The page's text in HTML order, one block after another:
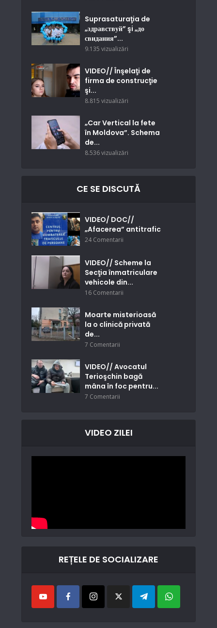
Suprasaturaţia de
„здравствуй” şi „до
свидания”...
9.135 vizualizări
VIDEO// Înşelaţi de
firma de construcţie
şi...
8.815 vizualizări
„Car Vertical la fete
în Moldova”. Schema
de...
8.536 vizualizări
CE SE DISCUTĂ
VIDEO/ DOC//
„Afacerea” antitrafic
24 Comentarii
VIDEO// Scheme la
Secţia înmatriculare
vehicole din...
16 Comentarii
Moarte misterioasă
la o clinică privată
de...
7 Comentarii
VIDEO// Avocatul
Terioşchin bagă
mâna în foc pentru...
7 Comentarii
VIDEO ZILEI
REȚELE DE SOCIALIZARE